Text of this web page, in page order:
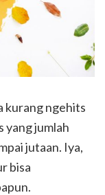
kurang ngehits
yang jumlah
jutaan. Iya,
bisa